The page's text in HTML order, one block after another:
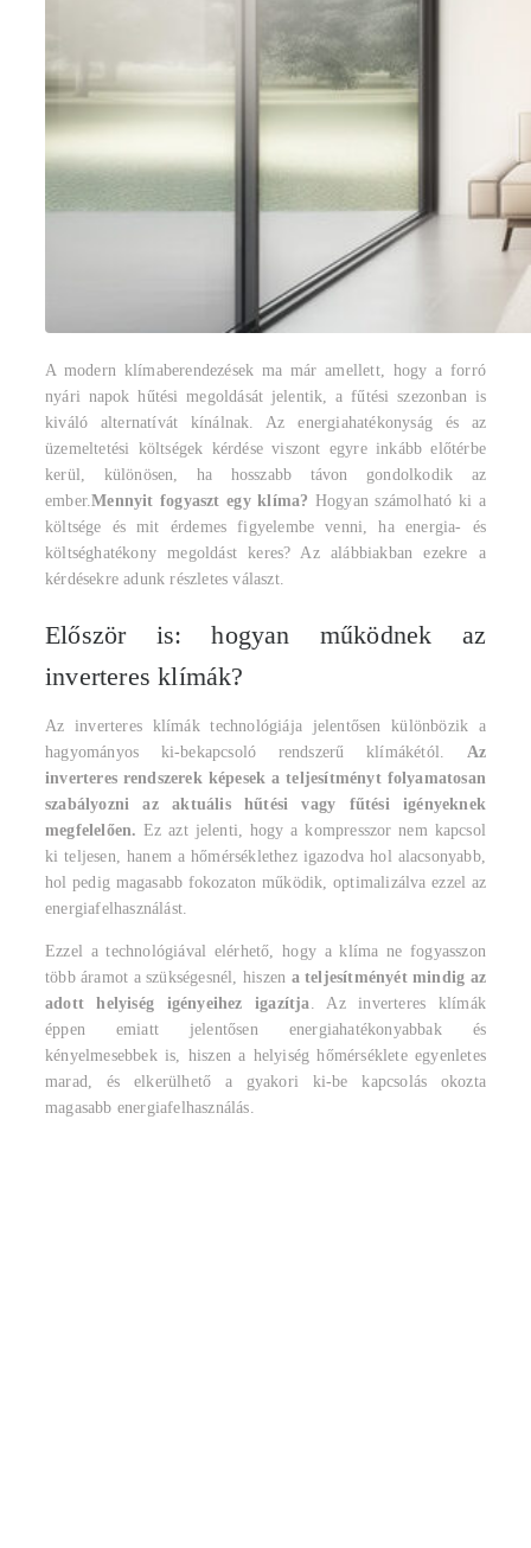
A modern klímaberendezések ma már amellett, hogy a forró
nyári napok hűtési megoldását jelentik, a fűtési szezonban is
kiváló alternatívát kínálnak. Az energiahatékonyság és az
üzemeltetési költségek kérdése viszont egyre inkább előtérbe
kerül, különösen, ha hosszabb távon gondolkodik az
ember.Mennyit fogyaszt egy klíma? Hogyan számolható ki a
költsége és mit érdemes figyelembe venni, ha energia- és
költséghatékony megoldást keres? Az alábbiakban ezekre a
kérdésekre adunk részletes választ.
Először is: hogyan működnek az
inverteres klímák?
Az inverteres klímák technológiája jelentősen különbözik a
hagyományos ki-bekapcsoló rendszerű klímákétól. Az
inverteres rendszerek képesek a teljesítményt folyamatosan
szabályozni az aktuális hűtési vagy fűtési igényeknek
megfelelően. Ez azt jelenti, hogy a kompresszor nem kapcsol
ki teljesen, hanem a hőmérséklethez igazodva hol alacsonyabb,
hol pedig magasabb fokozaton működik, optimalizálva ezzel az
energiafelhasználást.
Ezzel a technológiával elérhető, hogy a klíma ne fogyasszon
több áramot a szükségesnél, hiszen a teljesítményét mindig az
adott helyiség igényeihez igazítja. Az inverteres klímák
éppen emiatt jelentősen energiahatékonyabbak és
kényelmesebbek is, hiszen a helyiség hőmérséklete egyenletes
marad, és elkerülhető a gyakori ki-be kapcsolás okozta
magasabb energiafelhasználás.